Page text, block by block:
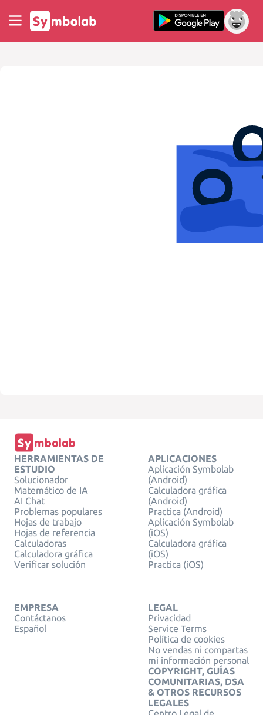
HERRAMIENTAS DE
ESTUDIO
Solucionador
Matemático de IA
AI Chat
Problemas populares
Hojas de trabajo
Hojas de referencia
Calculadoras
Calculadora gráfica
Verificar solución
APLICACIONES
Aplicación Symbolab
(Android)
Calculadora gráfica
(Android)
Practica (Android)
Aplicación Symbolab
(iOS)
Calculadora gráfica
(iOS)
Practica (iOS)
EMPRESA
Contáctanos
Español
LEGAL
Privacidad
Service Terms
Política de cookies
No vendas ni compartas
mi información personal
COPYRIGHT, GUÍAS
COMUNITARIAS, DSA
& OTROS RECURSOS
LEGALES